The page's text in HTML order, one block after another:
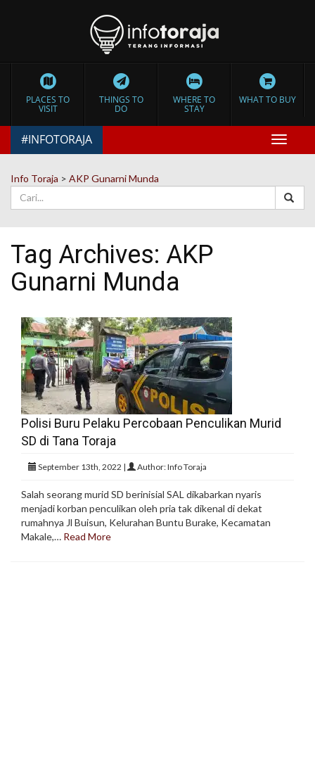
PLACES TO
VISIT
THINGS TO
DO
WHERE TO
STAY
WHAT TO BUY
Toggle
#INFOTORAJA
Info Toraja > AKP Gunarni Munda
Tag Archives: AKP
Gunarni Munda
Polisi Buru Pelaku Percobaan Penculikan Murid
SD di Tana Toraja
September 13th, 2022 | Author: Info Toraja
Salah seorang murid SD berinisial SAL dikabarkan nyaris
menjadi korban penculikan oleh pria tak dikenal di dekat
rumahnya Jl Buisun, Kelurahan Buntu Burake, Kecamatan
Makale,… Read More